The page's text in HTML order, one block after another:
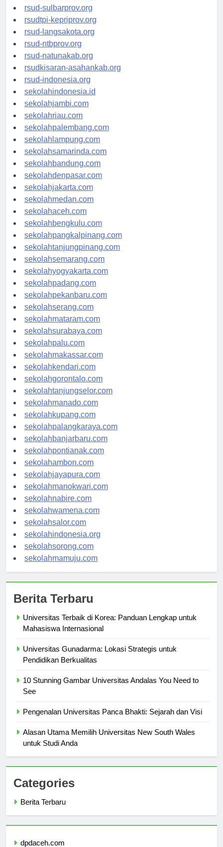
rsud-brebeskab.org
rsud-sulbarprov.org
rsudtpi-kepriprov.org
rsud-langsakota.org
rsud-ntbprov.org
rsud-natunakab.org
rsudkisaran-asahankab.org
rsud-indonesia.org
sekolahindonesia.id
sekolahjambi.com
sekolahriau.com
sekolahpalembang.com
sekolahlampung.com
sekolahsamarinda.com
sekolahbandung.com
sekolahdenpasar.com
sekolahjakarta.com
sekolahmedan.com
sekolahaceh.com
sekolahbengkulu.com
sekolahpangkalpinang.com
sekolahtanjungpinang.com
sekolahsemarang.com
sekolahyogyakarta.com
sekolahpadang.com
sekolahpekanbaru.com
sekolahserang.com
sekolahmataram.com
sekolahsurabaya.com
sekolahpalu.com
sekolahmakassar.com
sekolahkendari.com
sekolahgorontalo.com
sekolahtanjungselor.com
sekolahmanado.com
sekolahkupang.com
sekolahpalangkaraya.com
sekolahbanjarbaru.com
sekolahpontianak.com
sekolahambon.com
sekolahjayapura.com
sekolahmanokwari.com
sekolahnabire.com
sekolahwamena.com
sekolahsalor.com
sekolahindonesia.org
sekolahsorong.com
Universitas Terbaik di Korea: Panduan Lengkap untuk
Universitas Gunadarma: Lokasi Strategis untuk
10 Stunning Gambar Universitas Andalas You Need to
Alasan Utama Memilih Universitas New South Wales
Categories